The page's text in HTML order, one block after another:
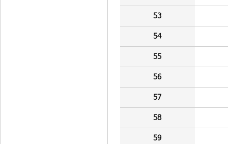
53
54
55
56
57
58
59